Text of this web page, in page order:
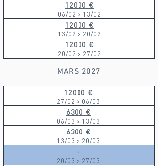
12000 €
06/02 > 13/02
12000 €
13/02 > 20/02
12000 €
20/02 > 27/02
MARS 2027
12000 €
27/02 > 06/03
6300 €
06/03 > 13/03
6300 €
13/03 > 20/03
-
20/03 > 27/03